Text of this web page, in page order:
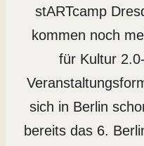
stARTcamp
kommen noch
für Kultur
sich in Berlin
bereits das 6.